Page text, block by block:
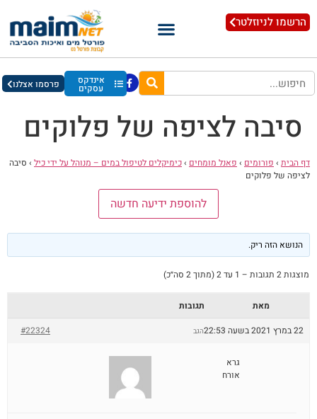
הרשמו לניוזלטר
אינדקס
עסקים פרסמו אצלנו
סיבה לציפה של פלוקים
דף הבית › פורומים › פאנל מומחים ›כימיקלים לטיפול במים – מנוהל על ידי כיל › סיבה
לציפה של פלוקים
להוספת ידיעה חדשה
הנושא הזה ריק.
מוצגות 2 תגובות – 1 עד 2 (מתוך 2 סה״כ)
מאת
תגובות
22 במרץ 2021 בשעה 22:53
#22324 הגב
גרא
אורח